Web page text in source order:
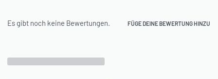
Es gibt noch keine Bewertungen. FÜGE DEINE BEWERTUNG HINZU